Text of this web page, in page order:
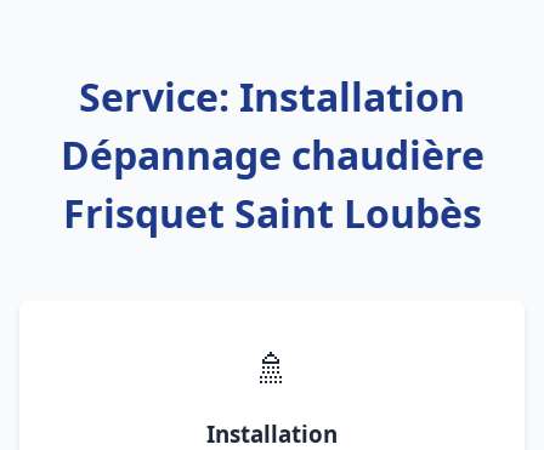
Service: Installation
Dépannage chaudière
Frisquet Saint Loubès
🚿
Installation